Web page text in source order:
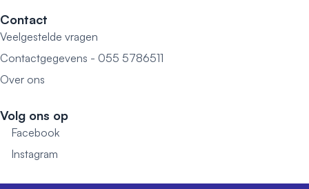
Contact
Veelgestelde vragen
Contactgegevens - 055 5786511
Over ons
Volg ons op
Facebook
Instagram